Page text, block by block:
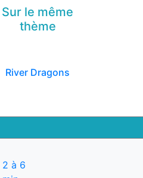
2 à 6
Sur le même
thème
River Dragons